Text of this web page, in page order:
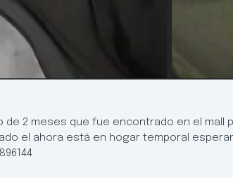
de 2 meses que fue encontrado en el mall
el ahora está en hogar temporal